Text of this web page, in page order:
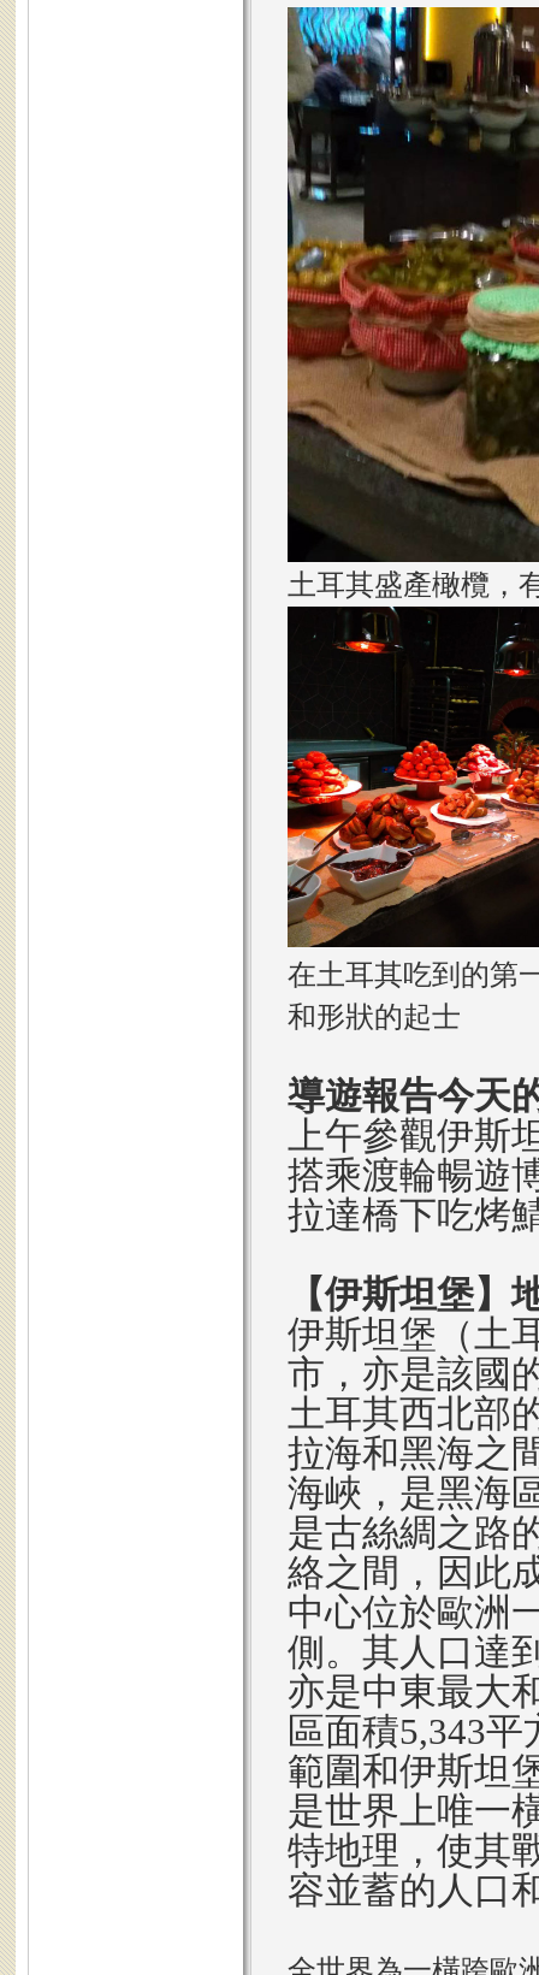
土耳其盛產橄欖，
在土耳其吃到的第
和形狀的起士
導遊報告今天
上午參觀伊斯
搭乘渡輪暢遊
拉達橋下吃烤
【伊斯坦堡】
伊斯坦堡（土
市，亦是該國
土耳其西北部
拉海和黑海之
海峽，是黑海
是古絲綢之路
絡之間，因此
中心位於歐洲
側。其人口達
亦是中東最大
區面積5,343
範圍和伊斯坦
是世界上唯一
特地理，使其
容並蓄的人口